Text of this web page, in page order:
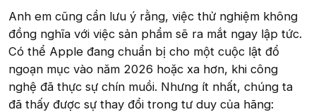
Anh em cũng cần lưu ý rằng, việc thử nghiệm không
đồng nghĩa với việc sản phẩm sẽ ra mắt ngay lập tức.
Có thể Apple đang chuẩn bị cho một cuộc lật đổ
ngoạn mục vào năm 2026 hoặc xa hơn, khi công
nghệ đã thực sự chín muồi. Nhưng ít nhất, chúng ta
đã thấy được sự thay đổi trong tư duy của hãng: